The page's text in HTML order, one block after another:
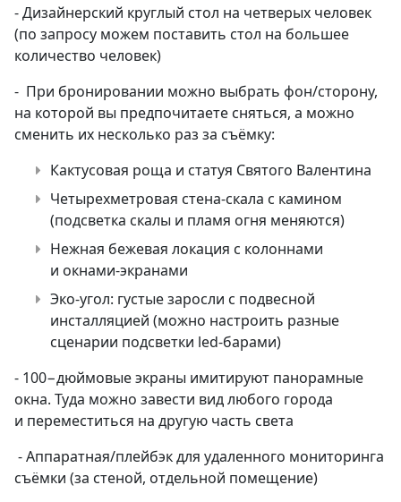
- Дизайнерский круглый стол на четверых человек
(по запросу можем поставить стол на большее
количество человек)
⁃ При бронировании можно выбрать фон/сторону,
на которой вы предпочитаете сняться, а можно
сменить их несколько раз за съёмку:
Кактусовая роща и статуя Святого Валентина
Четырехметровая стена-скала с камином
(подсветка скалы и пламя огня меняются)
Нежная бежевая локация с колоннами
и окнами-экранами
Эко-угол: густые заросли с подвесной
инсталляцией (можно настроить разные
сценарии подсветки led-барами)
⁃ 100−дюймовые экраны имитируют панорамные
окна. Туда можно завести вид любого города
и переместиться на другую часть света
- Аппаратная/плейбэк для удаленного мониторинга
съёмки (за стеной, отдельной помещение)